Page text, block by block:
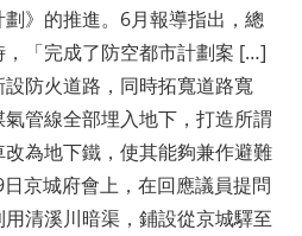
》的推進。6月報導指出，總
「完成了防空都市計劃案 […]
防火道路，同時拓寬道路寬
管線全部埋入地下，打造所謂
為地下鐵，使其能夠兼作避難
京城府會上，在回應議員提問
清溪川暗渠，鋪設從京城驛至